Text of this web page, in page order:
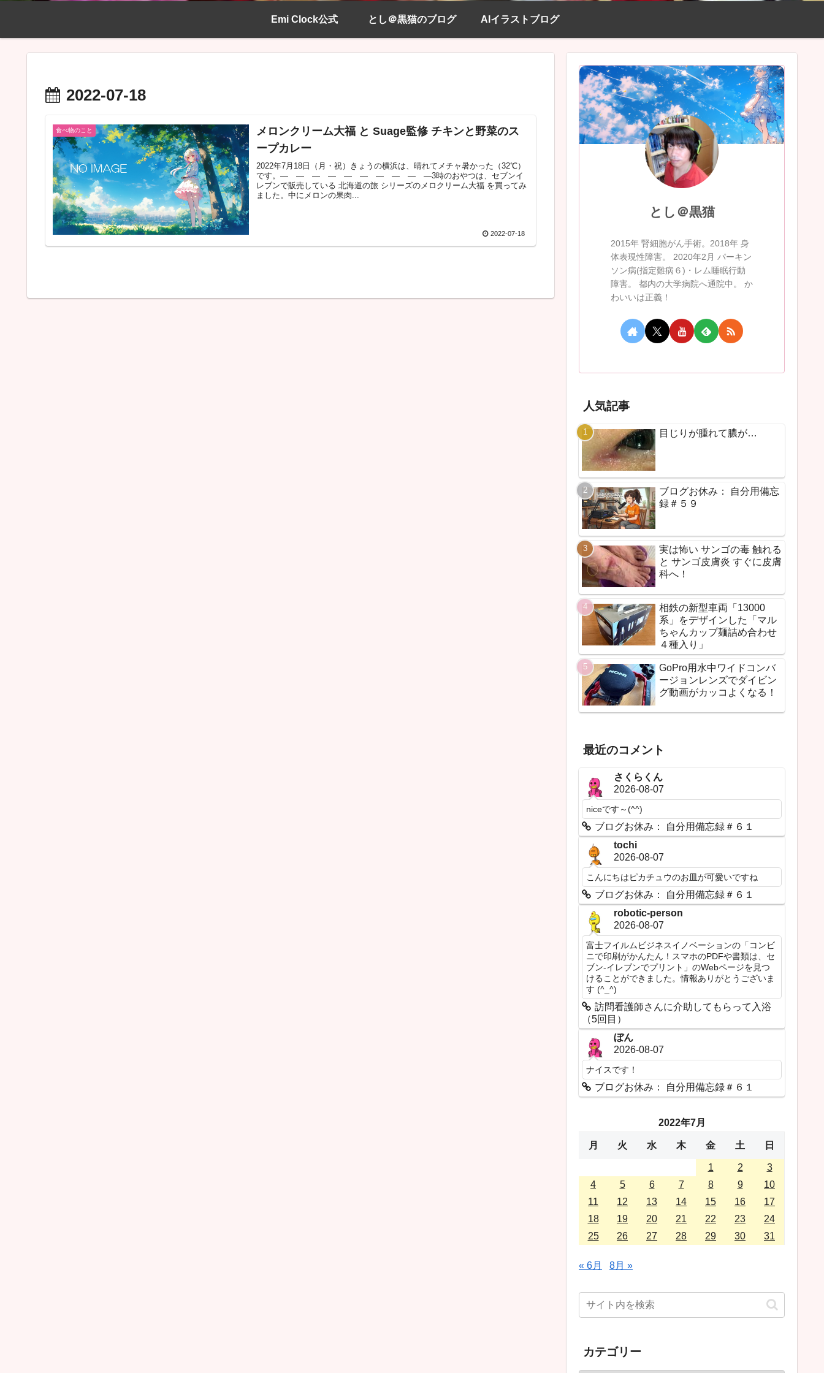
Emi Clock公式 とし＠黒猫のブログ AIイラストブログ
2022-07-18
食べ物のこと
メロンクリーム大福 と Suage監修 チキンと野菜のス
ープカレー
2022年7月18日（月・祝）きょうの横浜は、晴れてメチャ暑かった（32℃）
です。― ― ― ― ― ― ― ― ― ―3時のおやつは、セブンイ
レブンで販売している 北海道の旅 シリーズのメロクリーム大福 を買ってみ
ました。中にメロンの果肉...
2022-07-18
とし＠黒猫
2015年 腎細胞がん手術。2018年 身
体表現性障害。 2020年2月 パーキン
ソン病(指定難病６)・レム睡眠行動
障害。 都内の大学病院へ通院中。 か
わいいは正義！
人気記事
目じりが腫れて膿が…
ブログお休み： 自分用備忘
録＃５９
実は怖い サンゴの毒 触れる
と サンゴ皮膚炎 すぐに皮膚
科へ！
相鉄の新型車両「13000
系」をデザインした「マル
ちゃんカップ麺詰め合わせ
４種入り」
GoPro用水中ワイドコンバ
ージョンレンズでダイビン
グ動画がカッコよくなる！
最近のコメント
さくらくん
2026-08-07
niceです～(^^)
ブログお休み： 自分用備忘録＃６１
tochi
2026-08-07
こんにちはピカチュウのお皿が可愛いですね
ブログお休み： 自分用備忘録＃６１
robotic-person
2026-08-07
富士フイルムビジネスイノベーションの「コンビ
ニで印刷がかんたん！スマホのPDFや書類は、セ
ブン‐イレブンでプリント」のWebページを見つ
けることができました。情報ありがとうございま
す (^_^)
訪問看護師さんに介助してもらって入浴
（5回目）
ぼん
2026-08-07
ナイスです！
ブログお休み： 自分用備忘録＃６１
2022年7月
月 火 水 木 金 土 日
1 2
3
4
5 6 7 8 9
10
11
12 13 14 15 16
17
18
19 20 21 22 23
24
25
26 27 28 29 30 31
« 6月 8月 »
カテゴリー